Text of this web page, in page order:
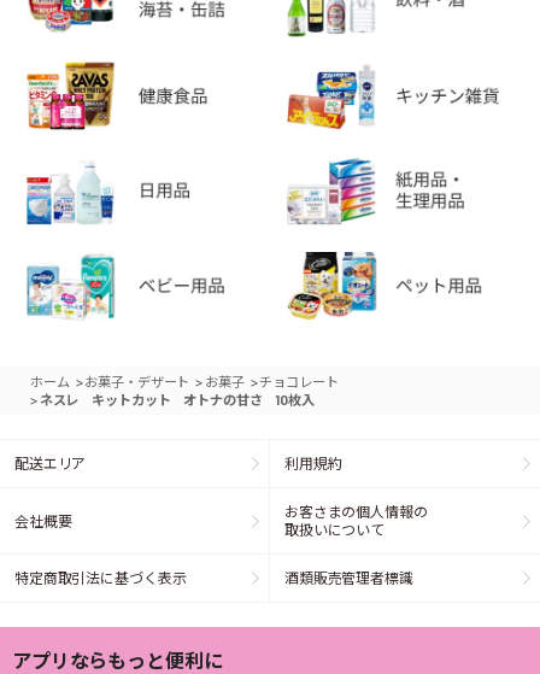
ホーム >お菓子・デザート > お菓子 >チョコレート
> ネスレ キットカット オトナの甘さ 10枚入
配送エリア 利用規約
会社概要
お客さまの個人情報の
取扱いについて
特定商取引法に基づく表示 酒類販売管理者標識
アプリならもっと便利に